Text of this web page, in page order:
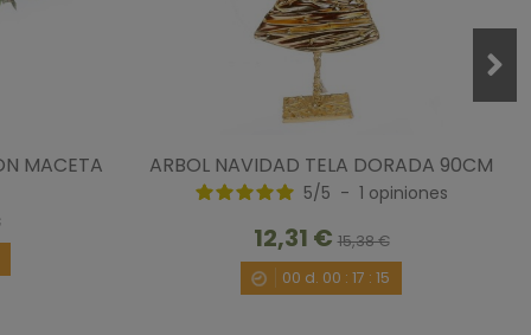
MACETA ARBOL NAVIDAD TELA DORADA 90CM
5/5 - 1 opiniones
12,31 €15,38 €
00 d. 00 : 17 : 14